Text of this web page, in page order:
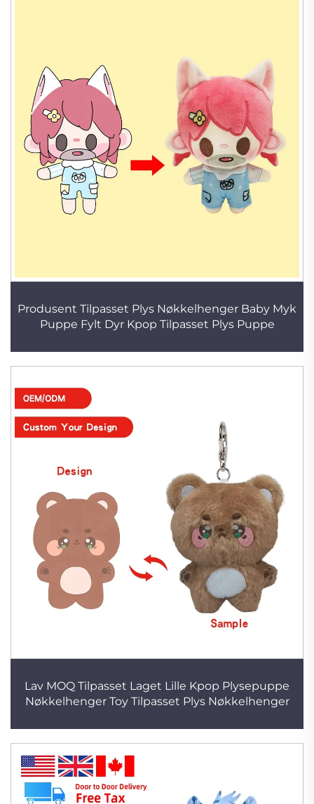
Produsent Tilpasset Plys Nøkkelhenger Baby Myk
Puppe Fylt Dyr Kpop Tilpasset Plys Puppe
Lav MOQ Tilpasset Laget Lille Kpop Plysepuppe
Nøkkelhenger Toy Tilpasset Plys Nøkkelhenger